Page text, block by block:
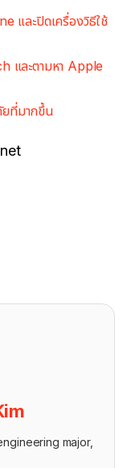
และปิดเครื่องวิธีใช้
และตามหา Apple
ที่มากขึ้น
major,